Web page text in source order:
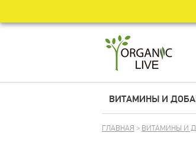
ВИТАМИНЫ И
ГЛАВНАЯ > ВИТАМИНЫ И